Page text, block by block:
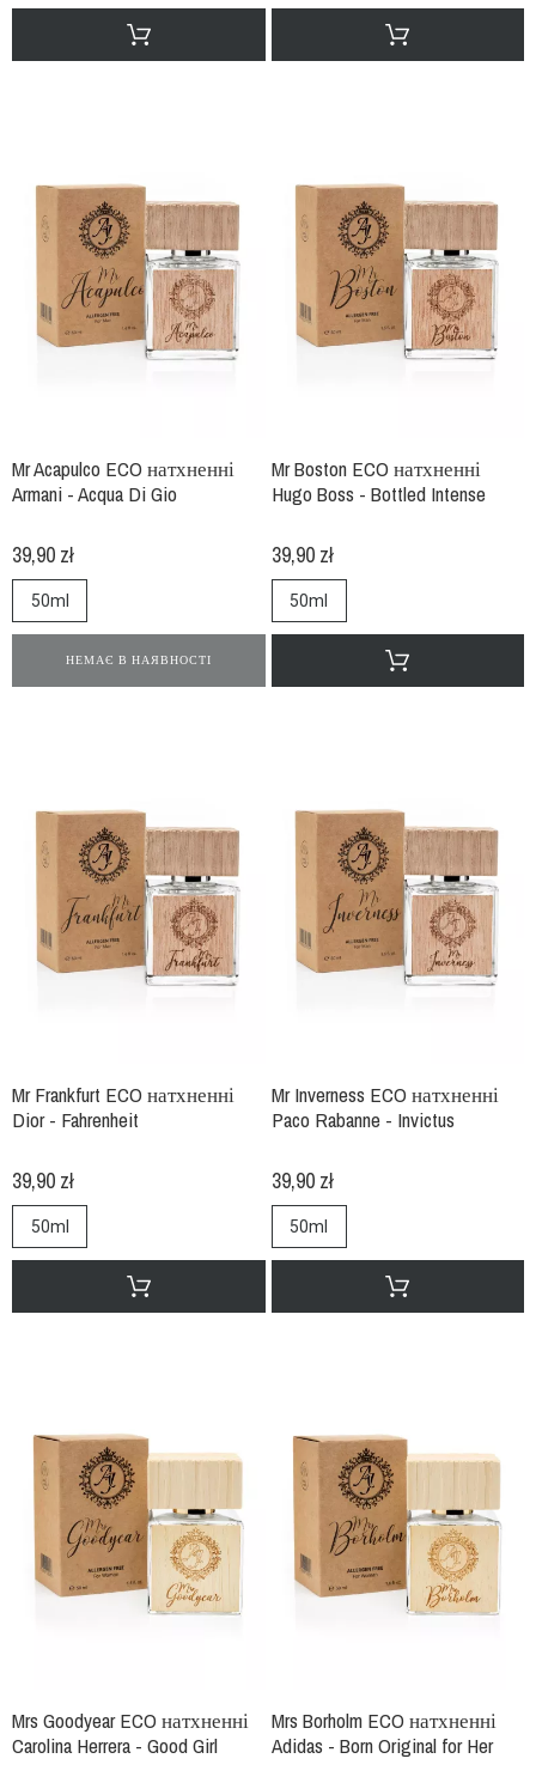
Mr Acapulco ECO натхненні
Armani - Acqua Di Gio
39,90 zł
50ml
НЕМАЄ В НАЯВНОСТІ
Mr Boston ECO натхненні
Hugo Boss - Bottled Intense
39,90 zł
50ml
Mr Frankfurt ECO натхненні
Dior - Fahrenheit
39,90 zł
50ml
Mr Inverness ECO натхненні
Paco Rabanne - Invictus
39,90 zł
50ml
Mrs Goodyear ECO натхненні
Carolina Herrera - Good Girl
Mrs Borholm ECO натхненні
Adidas - Born Original for Her